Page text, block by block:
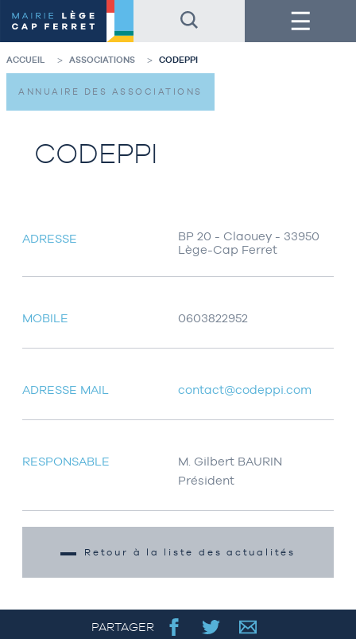
au
contenu
de
la
page
au
pied
de
page
Menu
ACCUEIL ASSOCIATIONS CODEPPI
CODEPPI
ANNUAIRE DES ASSOCIATIONS
ADRESSE
BP 20 - Claouey - 33950
Lège-Cap Ferret
MOBILE 0603822952
ADRESSE MAIL contact@codeppi.com
RESPONSABLE
M. Gilbert BAURIN
Président
Retour à la liste des actualités
PARTAGER